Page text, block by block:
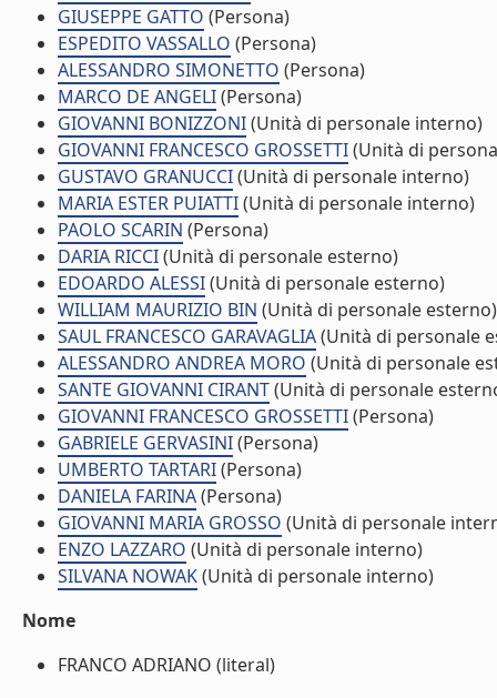
GIUSEPPE GATTO (Persona)
ESPEDITO VASSALLO (Persona)
ALESSANDRO SIMONETTO (Persona)
MARCO DE ANGELI(Persona)
GIOVANNI BONIZZONI(Unità di personale interno)
GIOVANNI FRANCESCO GROSSETTI(Unità di
GUSTAVO GRANUCCI(Unità di personale interno)
MARIA ESTER PUIATTI(Unità di personale interno)
PAOLO SCARIN (Persona)
DARIA RICCI(Unità di personale esterno)
EDOARDO ALESSI(Unità di personale esterno)
WILLIAM MAURIZIO BIN (Unità di personale esterno)
SAUL FRANCESCO GARAVAGLIA(Unità di personale
ALESSANDRO ANDREA MORO (Unità di personale
SANTE GIOVANNI CIRANT(Unità di personale
GIOVANNI FRANCESCO GROSSETTI(Persona)
GABRIELE GERVASINI(Persona)
UMBERTO TARTARI(Persona)
DANIELA FARINA(Persona)
GIOVANNI MARIA GROSSO (Unità di personale
ENZO LAZZARO (Unità di personale interno)
SILVANA NOWAK(Unità di personale interno)
Nome
FRANCO ADRIANO (literal)